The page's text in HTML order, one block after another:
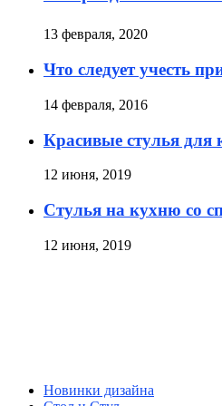
13 февраля, 2020
Что следует учесть
14 февраля, 2016
Красивые стулья для
12 июня, 2019
Стулья на кухню со
12 июня, 2019
Новинки дизайна